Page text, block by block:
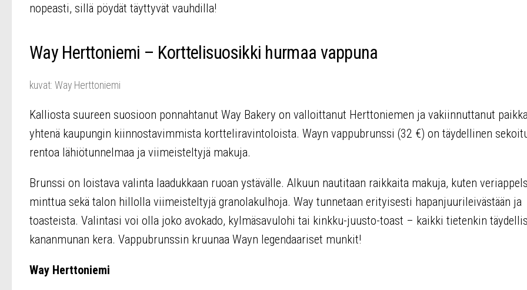
nopeasti, sillä pöydät täyttyvät vauhdilla!
Way Herttoniemi – Korttelisuosikki hurmaa vappuna
kuvat: Way Herttoniemi
Kalliosta suureen suosioon ponnahtanut Way Bakery on valloittanut Herttoniemen ja vakiinnuttanut
yhtenä kaupungin kiinnostavimmista kortteliravintoloista. Wayn vappubrunssi (32 €) on täydellinen
rentoa lähiötunnelmaa ja viimeisteltyjä makuja.
Brunssi on loistava valinta laadukkaan ruoan ystävälle. Alkuun nautitaan raikkaita makuja, kuten
minttua sekä talon hillolla viimeisteltyjä granolakulhoja. Way tunnetaan erityisesti hapanjuurileivästään ja
toasteista. Valintasi voi olla joko avokado, kylmäsavulohi tai kinkku-juusto-toast – kaikki tietenkin
kananmunan kera. Vappubrunssin kruunaa Wayn legendaariset munkit!
Way Herttoniemi